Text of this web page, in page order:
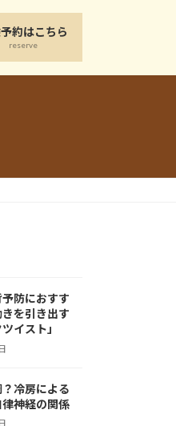
約はこちら
reserve
防におすす
を引き出す
イスト」
冷房による
律神経の関係